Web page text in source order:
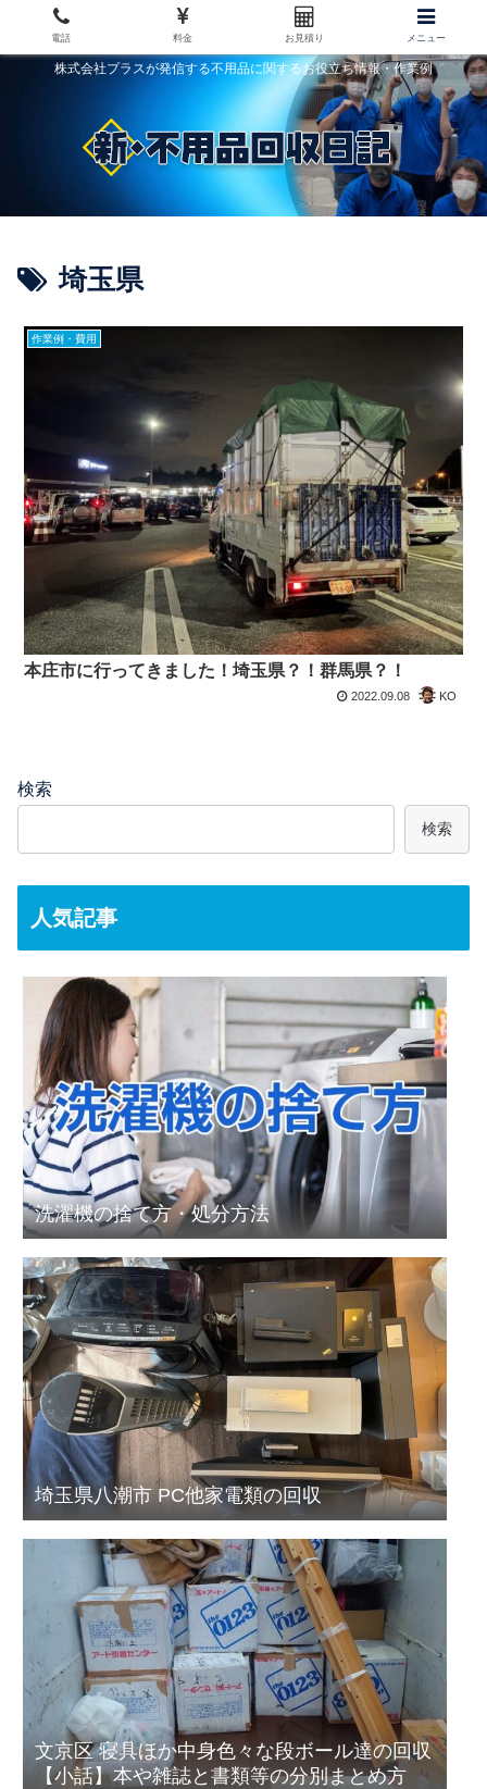
株式会社プラスが発信する不用品に関するお役立ち情報・作業例
埼玉県
作業例・費用
本庄市に行ってきました！埼玉県？！群馬県？！
2022.09.08 KO
検索
検索
人気記事
洗濯機の捨て方・処分方法
埼玉県八潮市 PC他家電類の回収
文京区 寝具ほか中身色々な段ボール達の回収
【小話】本や雑誌と書類等の分別まとめ方
電話 料金 お見積り メニュー